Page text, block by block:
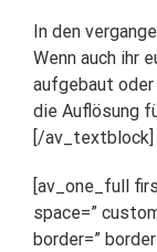
In den
Wenn auch ihr
aufgebaut oder
die Auflösung
[/av_textblock]
[av_one_full
space=”
border=”